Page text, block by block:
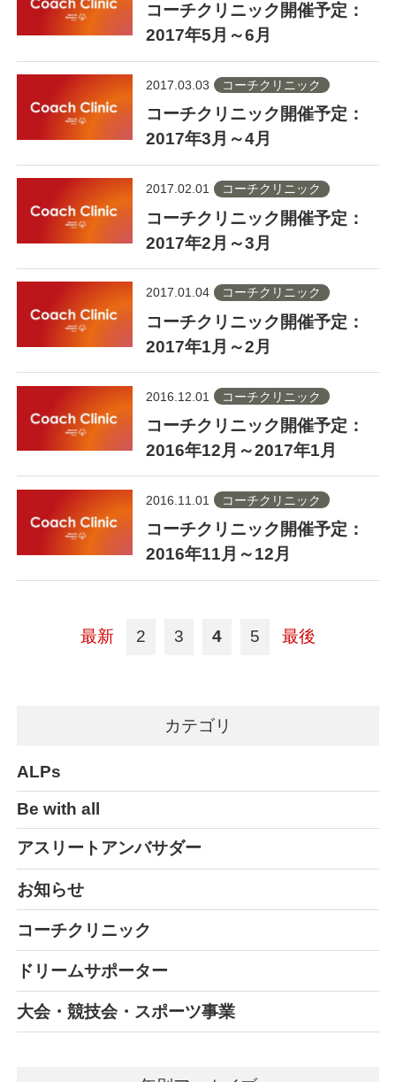
コーチクリニック開催予定：
2017年5月～6月
2017.03.03 コーチクリニック
コーチクリニック開催予定：
2017年3月～4月
2017.02.01 コーチクリニック
コーチクリニック開催予定：
2017年2月～3月
2017.01.04 コーチクリニック
コーチクリニック開催予定：
2017年1月～2月
2016.12.01 コーチクリニック
コーチクリニック開催予定：
2016年12月～2017年1月
2016.11.01 コーチクリニック
コーチクリニック開催予定：
2016年11月～12月
最新 2 3 4 5 最後
カテゴリ
ALPs
Be with all
アスリートアンバサダー
お知らせ
コーチクリニック
ドリームサポーター
大会・競技会・スポーツ事業